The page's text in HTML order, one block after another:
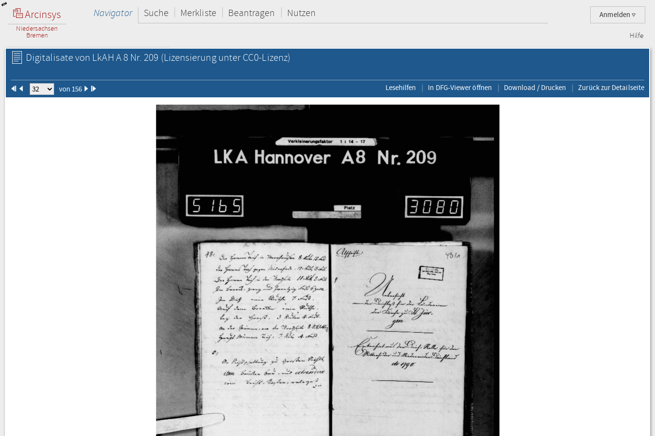
Arcinsys
Niedersachsen
Bremen
Anmelden
Navigator Suche Merkliste Beantragen Nutzen
Hilfe
Digitalisate von LkAH A 8 Nr. 209 (Lizensierung unter CC0-Lizenz)
von 156 Lesehilfen In DFG-Viewer öffnen Download / Drucken Zurück zur Detailseite